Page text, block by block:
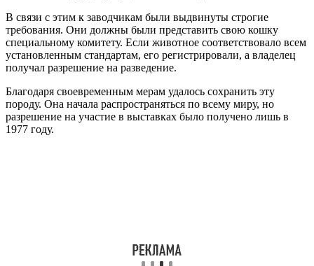
В связи с этим к заводчикам были выдвинуты строгие
требования. Они должны были представить свою кошку
специальному комитету. Если животное соответствовало всем
установленным стандартам, его регистрировали, а владелец
получал разрешение на разведение.
Благодаря своевременным мерам удалось сохранить эту
породу. Она начала распространяться по всему миру, но
разрешение на участие в выставках было получено лишь в
1977 году.